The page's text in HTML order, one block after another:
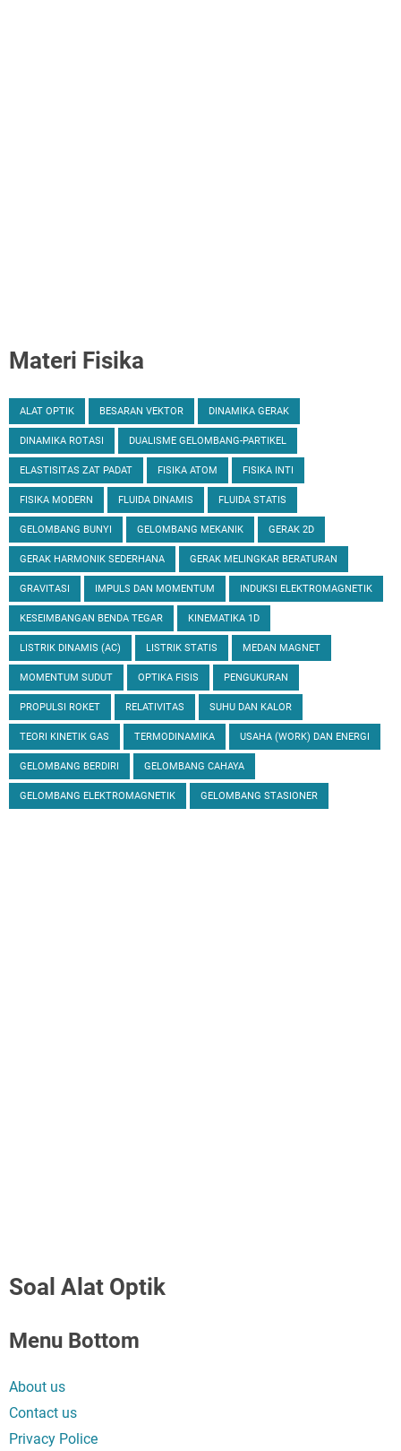
Materi Fisika
ALAT OPTIK BESARAN VEKTOR DINAMIKA GERAK
DINAMIKA ROTASI DUALISME GELOMBANG-PARTIKEL
ELASTISITAS ZAT PADAT FISIKA ATOM FISIKA INTI
FISIKA MODERN FLUIDA DINAMIS FLUIDA STATIS
GELOMBANG BUNYI GELOMBANG MEKANIK GERAK 2D
GERAK HARMONIK SEDERHANA GERAK MELINGKAR BERATURAN
GRAVITASI IMPULS DAN MOMENTUM INDUKSI ELEKTROMAGNETIK
KESEIMBANGAN BENDA TEGAR KINEMATIKA 1D
LISTRIK DINAMIS (AC) LISTRIK STATIS MEDAN MAGNET
MOMENTUM SUDUT OPTIKA FISIS PENGUKURAN
PROPULSI ROKET RELATIVITAS SUHU DAN KALOR
TEORI KINETIK GAS TERMODINAMIKA USAHA (WORK) DAN ENERGI
GELOMBANG BERDIRI GELOMBANG CAHAYA
GELOMBANG ELEKTROMAGNETIK GELOMBANG STASIONER
Soal Alat Optik
Menu Bottom
About us
Contact us
Privacy Police